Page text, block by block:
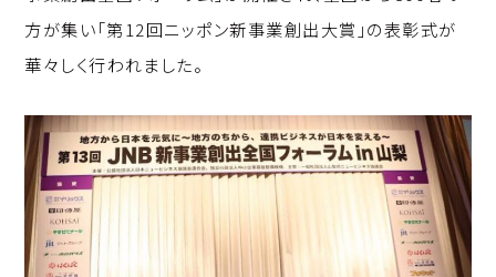
n
k
o
o
k
I
n
方が集い「第12回ニッポン新事業創出大賞」の表彰式が
華々しく行われました。